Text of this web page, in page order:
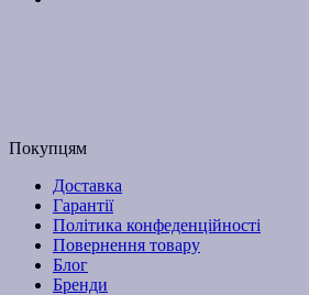
Покупцям
Доставка
Гарантії
Політика конфеденційності
Повернення товару
Блог
Бренди